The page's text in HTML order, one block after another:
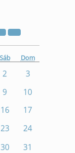
Sáb Dom
2
3
9
10
16
17
23
24
30
31